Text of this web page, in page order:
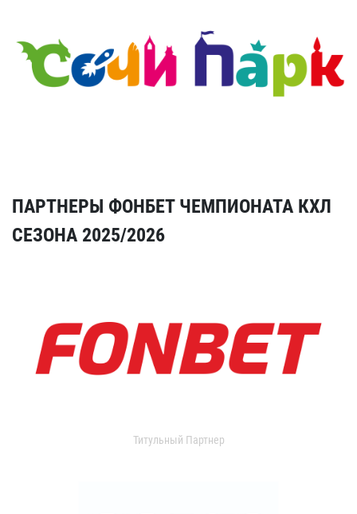
ПАРТНЕРЫ ФОНБЕТ ЧЕМПИОНАТА КХЛ
СЕЗОНА 2025/2026
Титульный Партнер